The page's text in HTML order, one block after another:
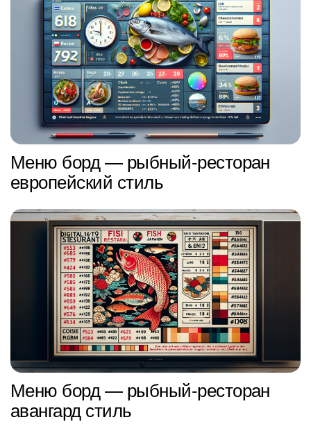
Меню борд — рыбный-ресторан
европейский стиль
Меню борд — рыбный-ресторан
авангард стиль